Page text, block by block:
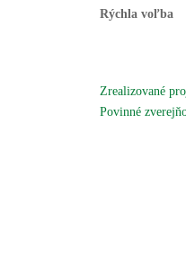
Rýchla voľba
Zrealizované
Povinné